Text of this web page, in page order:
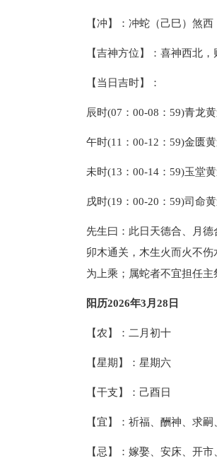
【冲】：冲蛇（己巳）煞西
【吉神方位】：喜神西北
【当日吉时】：
辰时(07：00-08：59)青龙
午时(11：00-12：59)金匮
未时(13：00-14：59)玉堂
戌时(19：00-20：59)司命
先生曰：此日天德合、月
卯木通关，木生火而火不
为上乘；属蛇者不宜担任
阳历2026年3月28日
【农】：二月初十
【星期】：星期六
【干支】：己酉日
【宜】：祈福、酬神、求
【忌】：嫁娶、安床、开市